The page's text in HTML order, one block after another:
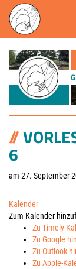
6
am 27. September
Kalender
Zum Kalender
Zu Timely-
Zu Google
Zu Outlook
Zu Apple-